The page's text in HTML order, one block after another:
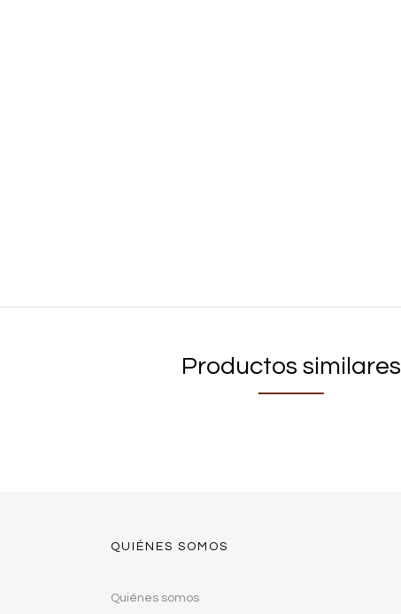
Productos similares
QUIÉNES SOMOS
Quiénes somos